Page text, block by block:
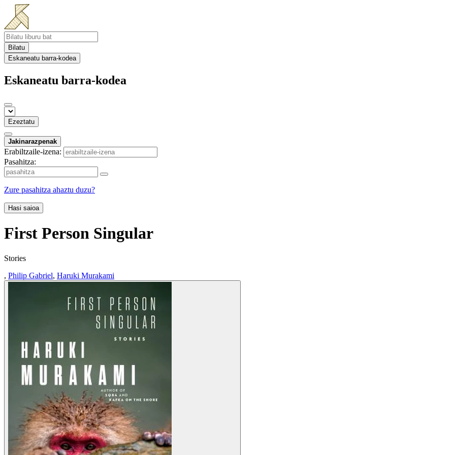
Bilatu
Eskaneatu barra-kodea
Eskaneatu barra-kodea
Ezeztatu
Jakinarazpenak
Erabiltzaile-izena:
Pasahitza:
Zure pasahitza ahaztu duzu?
Hasi saioa
First Person Singular
Stories
, Philip Gabriel, Haruki Murakami